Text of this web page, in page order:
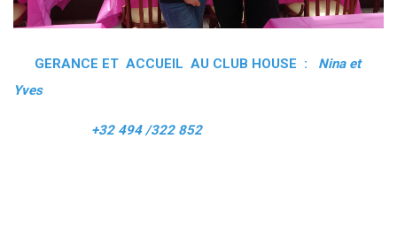
GERANCE ET ACCUEIL AU CLUB HOUSE :
Nina et
Yves
+32 494 /322 852